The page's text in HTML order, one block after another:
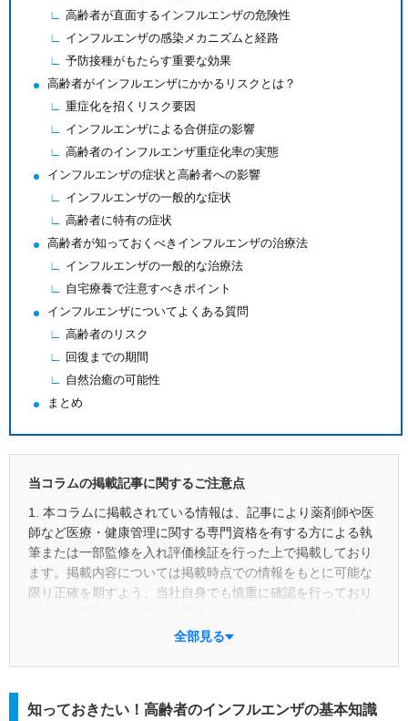
高齢者が直面するインフルエンザの危険性
インフルエンザの感染メカニズムと経路
予防接種がもたらす重要な効果
高齢者がインフルエンザにかかるリスクとは？
重症化を招くリスク要因
インフルエンザによる合併症の影響
高齢者のインフルエンザ重症化率の実態
インフルエンザの症状と高齢者への影響
インフルエンザの一般的な症状
高齢者に特有の症状
高齢者が知っておくべきインフルエンザの治療法
インフルエンザの一般的な治療法
自宅療養で注意すべきポイント
インフルエンザについてよくある質問
高齢者のリスク
回復までの期間
自然治癒の可能性
まとめ
当コラムの掲載記事に関するご注意点
1. 本コラムに掲載されている情報は、記事により薬剤師や医
師など医療・健康管理に関する専門資格を有する方による執
筆または一部監修を入れ評価検証を行った上で掲載しており
ます。掲載内容については掲載時点での情報をもとに可能な
限り正確を期すよう、当社自身でも慎重に確認を行っており
り、正確性や最新性あるいは具体的な成果を保証するもので
ります。
全部見る
知っておきたい！高齢者のインフルエンザの基本知識